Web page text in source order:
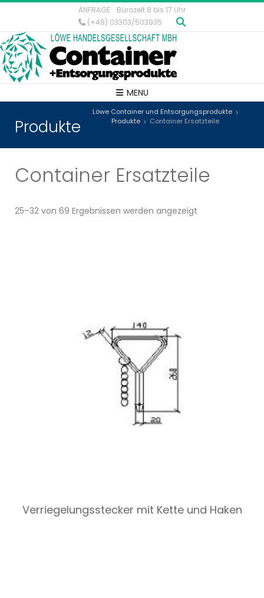
ANFRAGE
Bürozeit 8 bis 17 Uhr
(+49) 03303/503935
MENU
Produkte
Löwe Container und Entsorgungsprodukte >
Produkte > Container Ersatzteile
Container Ersatzteile
25–32 von 69 Ergebnissen werden angezeigt
Verriegelungsstecker mit Kette und Haken